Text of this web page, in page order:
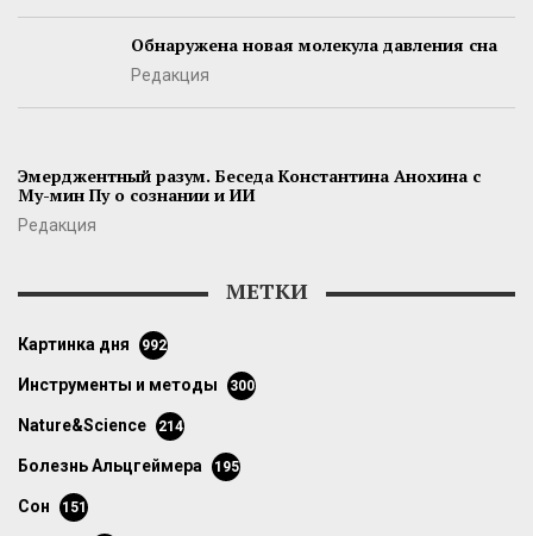
Обнаружена новая молекула давления сна
Редакция
Эмерджентный разум. Беседа Константина Анохина с
Му-мин Пу о сознании и ИИ
Редакция
МЕТКИ
картинка дня 992
инструменты и методы 300
Nature&Science 214
болезнь Альцгеймера 195
сон 151